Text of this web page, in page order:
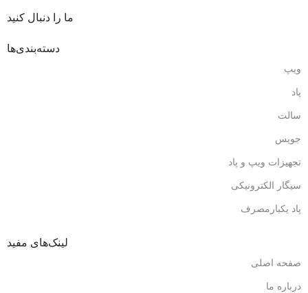
ما را دنبال کنید
دسته‌بندی‌ها
ویپ
پاد
سالت
جویس
تجهیزات ویپ و پاد
سیگار الکترونیکی
پاد یکبارمصرف
لینک‌های مفید
صفحه اصلی
درباره ما